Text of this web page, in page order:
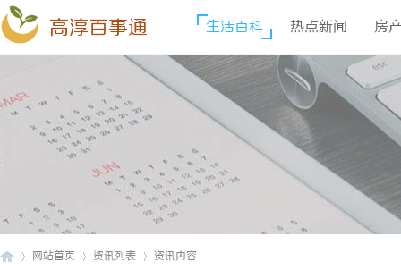
高淳百事通 生活百科 热点新闻 房
网站首页 资讯列表 资讯内容